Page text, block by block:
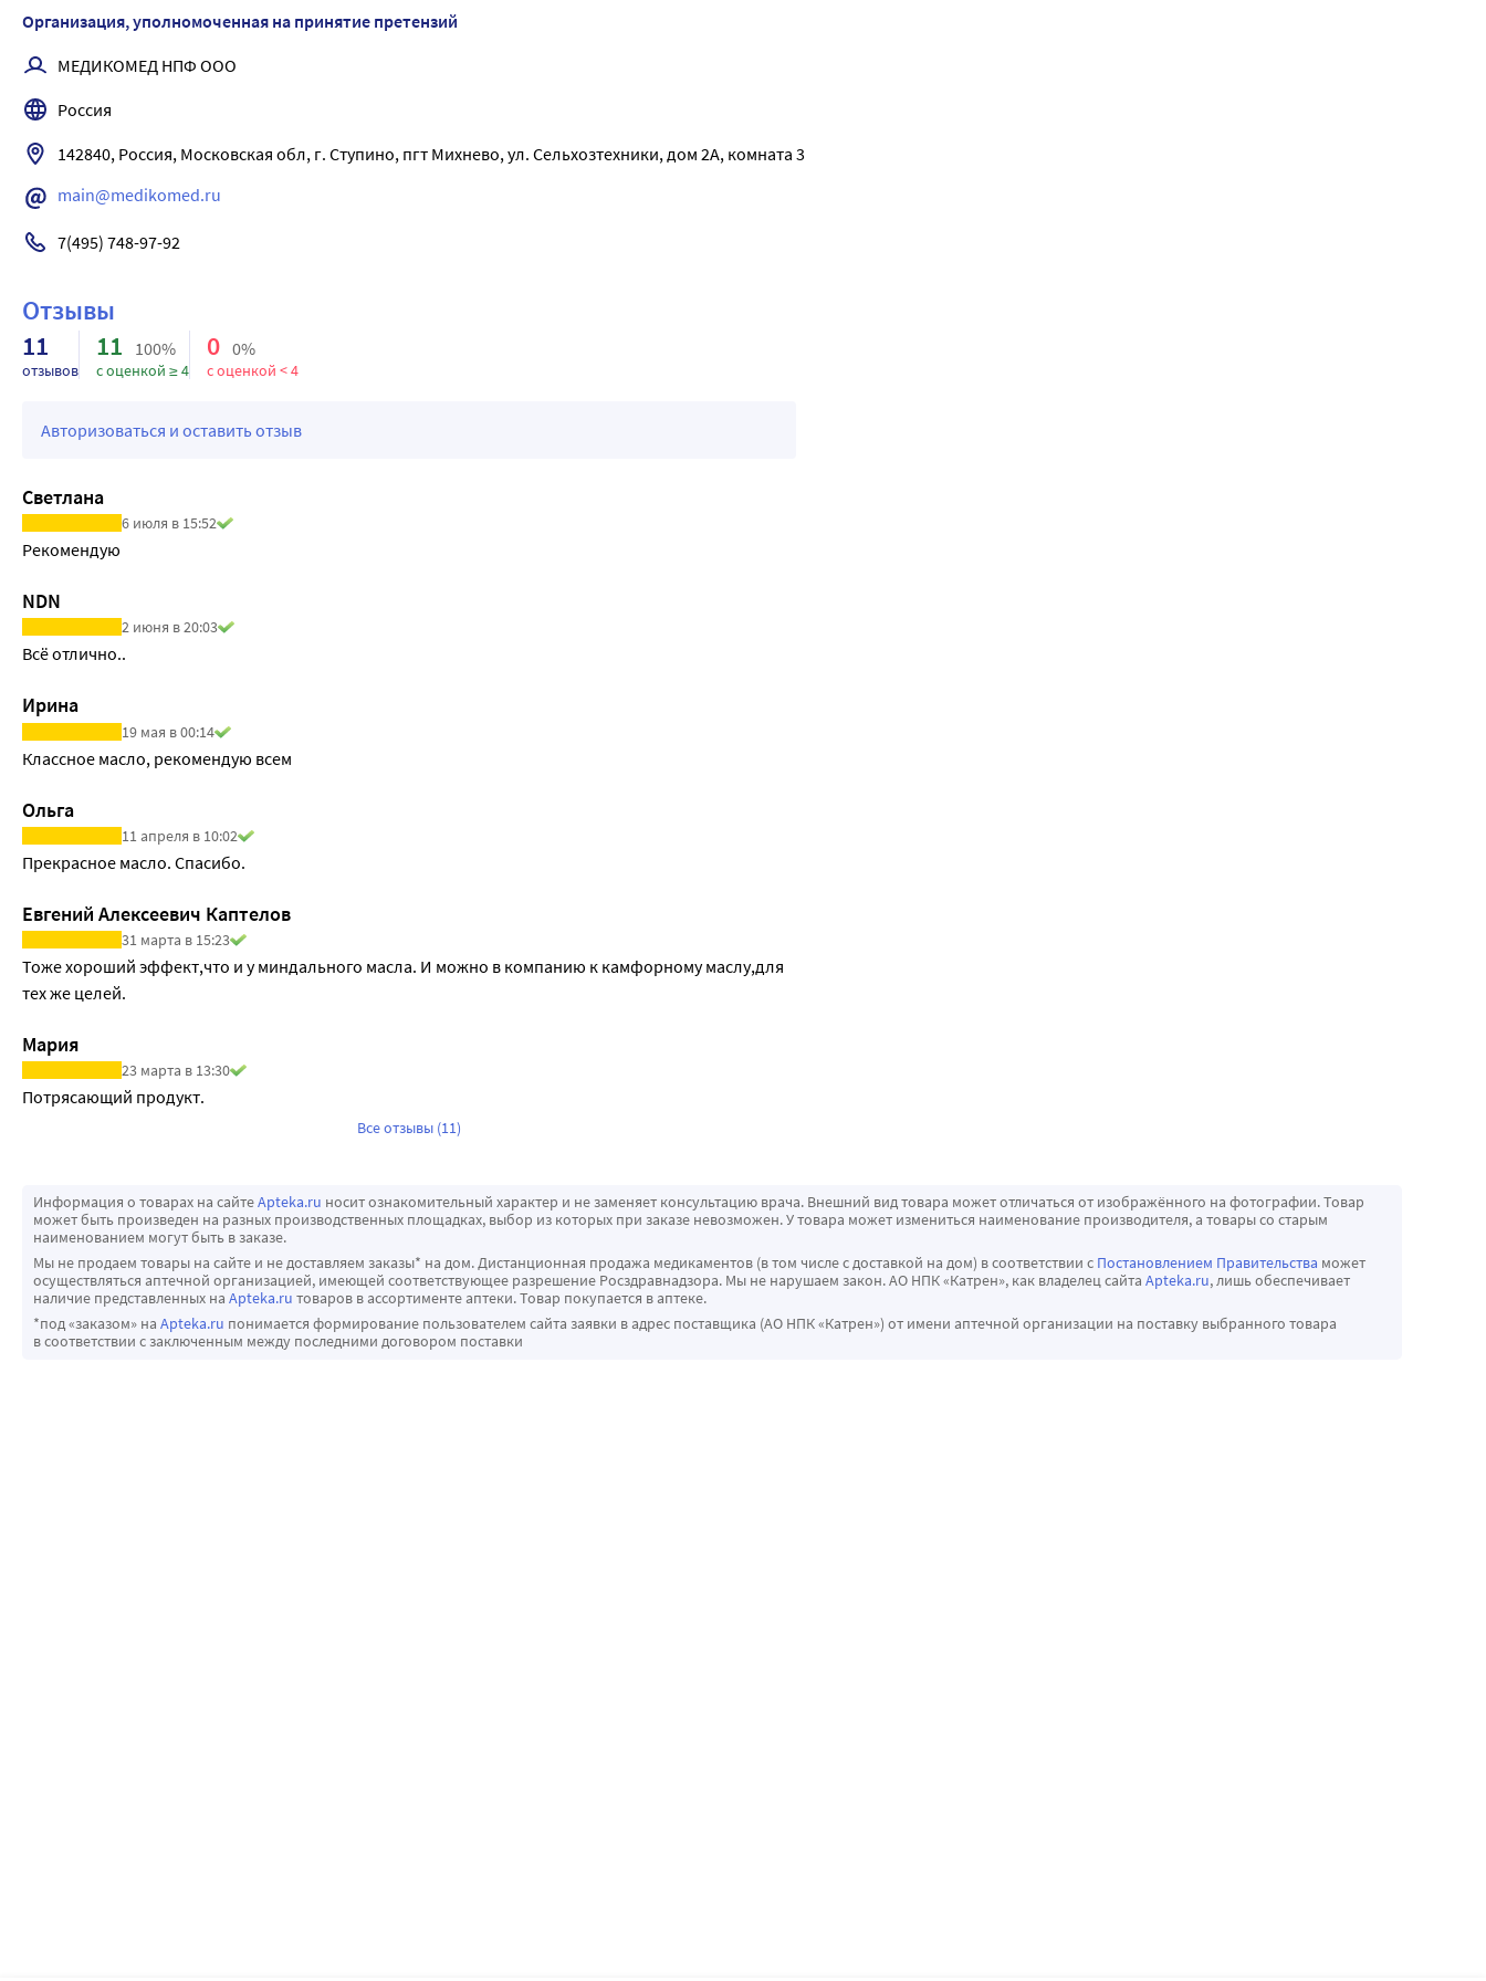
Применяется наружно как в чистом виде, так и в сочетании с эфирными маслами.
Организация, уполномоченная на принятие претензий
МЕДИКОМЕД НПФ ООО
Россия
142840, Россия, Московская обл, г. Ступино, пгт Михнево, ул. Сельхозтехники, дом 2А, комната 3
main@medikomed.ru
7(495) 748-97-92
Отзывы
11
отзывов
11 100%
с оценкой ≥ 4
0 0%
с оценкой < 4
Авторизоваться и оставить отзыв
Светлана
6 июля в 15:52
Рекомендую
NDN
2 июня в 20:03
Всё отлично..
Ирина
19 мая в 00:14
Классное масло, рекомендую всем
Ольга
11 апреля в 10:02
Прекрасное масло. Спасибо.
Евгений Алексеевич Каптелов
31 марта в 15:23
Тоже хороший эффект,что и у миндального масла. И можно в компанию к камфорному маслу,для
тех же целей.
Мария
23 марта в 13:30
Потрясающий продукт.
Все отзывы (11)
Информация о товарах на сайтеApteka.ru носит ознакомительный характер и не заменяет консультацию врача. Внешний вид товара может отличаться от изображённого на фотографии. Товар
может быть произведен на разных производственных площадках, выбор из которых при заказе невозможен. У товара может измениться наименование производителя, а товары со старым
наименованием могут быть в заказе.
Мы не продаем товары на сайте и не доставляем заказы* на дом. Дистанционная продажа медикаментов (в том числе с доставкой на дом) в соответствии с Постановлением Правительства может
осуществляться аптечной организацией, имеющей соответствующее разрешение Росздравнадзора. Мы не нарушаем закон. АО НПК «Катрен», как владелец сайта Apteka.ru, лишь обеспечивает
наличие представленных на Apteka.ru товаров в ассортименте аптеки. Товар покупается в аптеке.
*под «заказом» на Apteka.ru понимается формирование пользователем сайта заявки в адрес поставщика (АО НПК «Катрен») от имени аптечной организации на поставку выбранного товара
в соответствии с заключенным между последними договором поставки